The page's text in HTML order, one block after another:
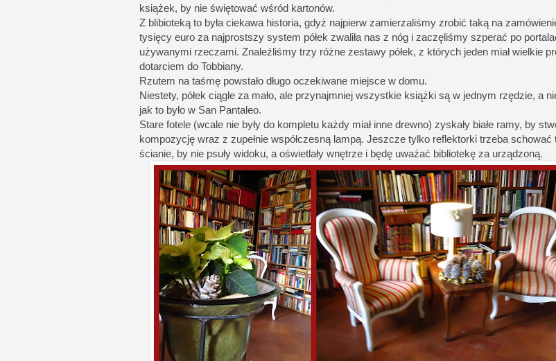
książek, by nie świętować wśród kartonów.
Z blibioteką to była ciekawa historia, gdyż najpierw zamierzaliśmy zrobić taką na
tysięcy euro za najprostszy system półek zwaliła nas z nóg i zaczęliśmy szperać po
używanymi rzeczami. Znaleźliśmy trzy różne zestawy półek, z których jeden miał wielkie
dotarciem do Tobbiany.
Rzutem na taśmę powstało długo oczekiwane miejsce w domu.
Niestety, półek ciągle za mało, ale przynajmniej wszystkie książki są w jednym rzędzie, a
jak to było w San Pantaleo.
Stare fotele (wcale nie były do kompletu każdy miał inne drewno) zyskały białe ramy, by
kompozycję wraz z zupełnie współczesną lampą. Jeszcze tylko reflektorki trzeba schować
ścianie, by nie psuły widoku, a oświetlały wnętrze i będę uważać bibliotekę za urządzoną.